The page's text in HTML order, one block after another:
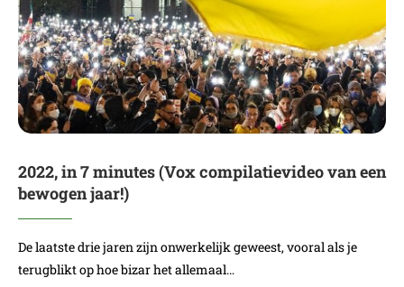
2022, in 7 minutes (Vox compilatievideo van een
bewogen jaar!)
De laatste drie jaren zijn onwerkelijk geweest, vooral als je
terugblikt op hoe bizar het allemaal…